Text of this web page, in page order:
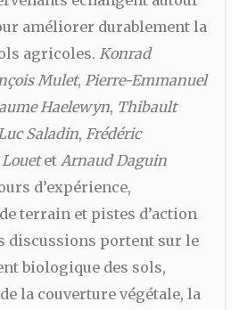
améliorer durablement la
agricoles. Konrad
Mulet, Pierre-Emmanuel
Haelewyn, Thibault
Saladin, Frédéric
Louetet Arnaud Daguin
d’expérience,
terrain et pistes d’action
discussions portent sur le
biologique des sols,
la couverture végétale, la